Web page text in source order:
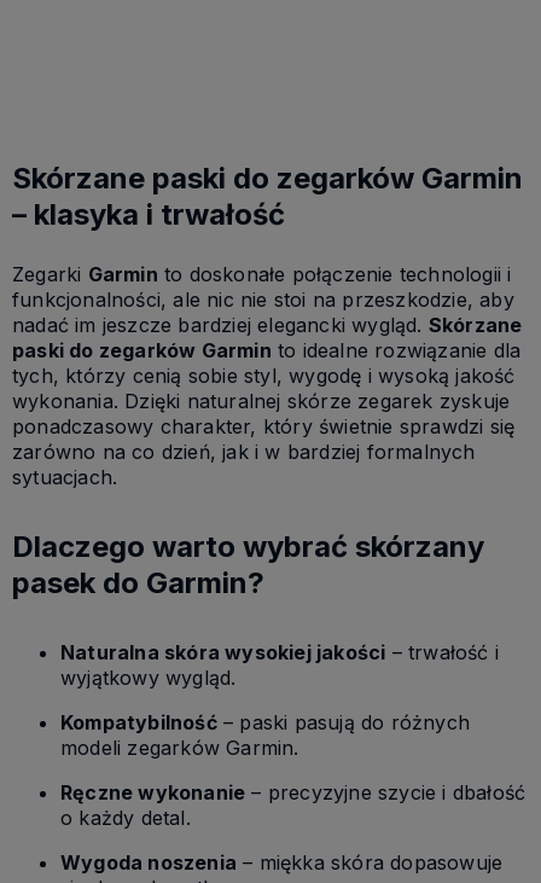
Skórzane paski do zegarków Garmin
– klasyka i trwałość
Zegarki Garmin to doskonałe połączenie technologii i
funkcjonalności, ale nic nie stoi na przeszkodzie, aby
nadać im jeszcze bardziej elegancki wygląd. Skórzane
paski do zegarków Garmin to idealne rozwiązanie dla
tych, którzy cenią sobie styl, wygodę i wysoką jakość
wykonania. Dzięki naturalnej skórze zegarek zyskuje
ponadczasowy charakter, który świetnie sprawdzi się
zarówno na co dzień, jak i w bardziej formalnych
sytuacjach.
Dlaczego warto wybrać skórzany
pasek do Garmin?
Naturalna skóra wysokiej jakości – trwałość i
wyjątkowy wygląd.
Kompatybilność– paski pasują do różnych
modeli zegarków Garmin.
Ręczne wykonanie – precyzyjne szycie i dbałość
o każdy detal.
Wygoda noszenia – miękka skóra dopasowuje